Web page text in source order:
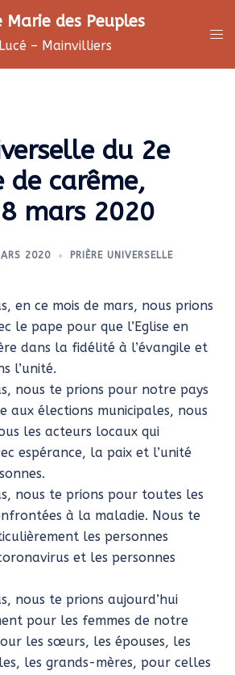
Marie des Peuples
– Mainvilliers
du 2e
de carême,
mars 2020
2020 PRIÈRE UNIVERSELLE
en ce mois de mars, nous prions
le pape pour que l’Eglise en
dans la fidélité à l’évangile et
l’unité.
nous te prions pour notre pays
aux élections municipales, nous
les acteurs locaux qui
espérance, la paix et l’unité
nous te prions pour toutes les
à la maladie. Nous te
les personnes
et les personnes
nous te prions aujourd’hui
pour les femmes de notre
les sœurs, les épouses, les
les grands-mères, pour celles